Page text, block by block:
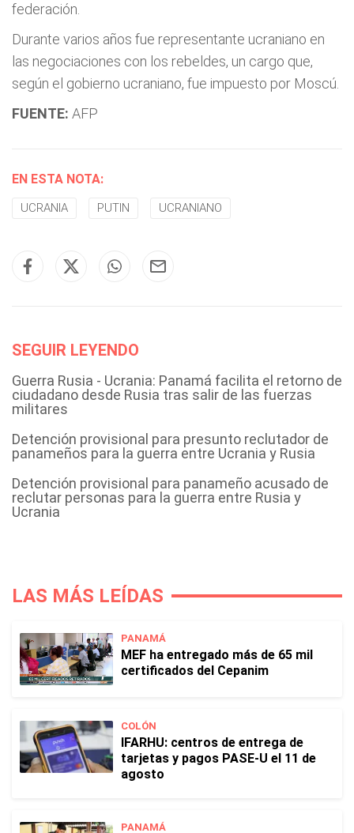
federación.
Durante varios años fue representante ucraniano en
las negociaciones con los rebeldes, un cargo que,
según el gobierno ucraniano, fue impuesto por Moscú.
FUENTE: AFP
EN ESTA NOTA:
UCRANIA PUTIN UCRANIANO
SEGUIR LEYENDO
Guerra Rusia - Ucrania: Panamá facilita el retorno de
ciudadano desde Rusia tras salir de las fuerzas
militares
Detención provisional para presunto reclutador de
panameños para la guerra entre Ucrania y Rusia
Detención provisional para panameño acusado de
reclutar personas para la guerra entre Rusia y
Ucrania
LAS MÁS LEÍDAS
PANAMÁ
MEF ha entregado más de 65 mil
certificados del Cepanim
COLÓN
IFARHU: centros de entrega de
tarjetas y pagos PASE-U el 11 de
agosto
PANAMÁ